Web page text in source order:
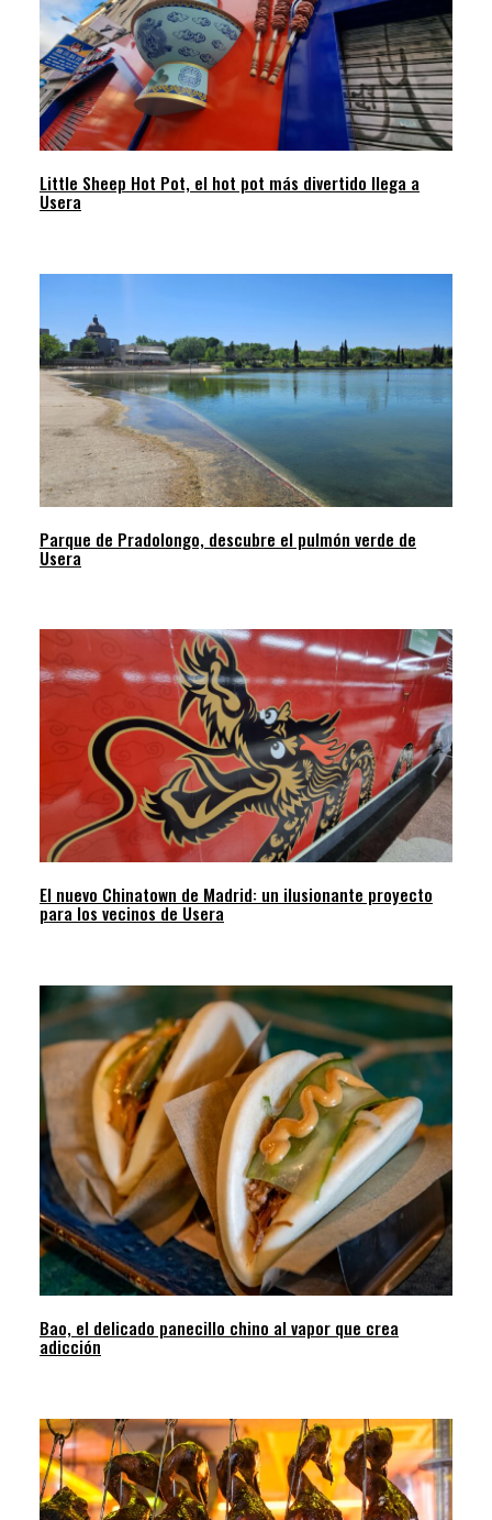
Little Sheep Hot Pot, el hot pot más divertido llega a
Usera
Parque de Pradolongo, descubre el pulmón verde de
Usera
El nuevo Chinatown de Madrid: un ilusionante proyecto
para los vecinos de Usera
Bao, el delicado panecillo chino al vapor que crea
adicción